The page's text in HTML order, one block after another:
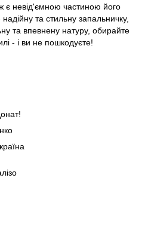
є невід'ємною частиною його
та стильну запальничку,
та впевнену натуру, обирайте
- і ви не пошкодуєте!